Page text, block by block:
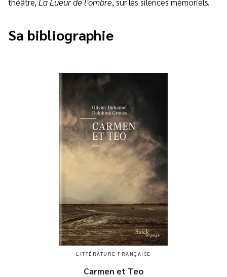
Sa bibliographie
LITTÉRATURE FRANÇAISE
Carmen et Teo